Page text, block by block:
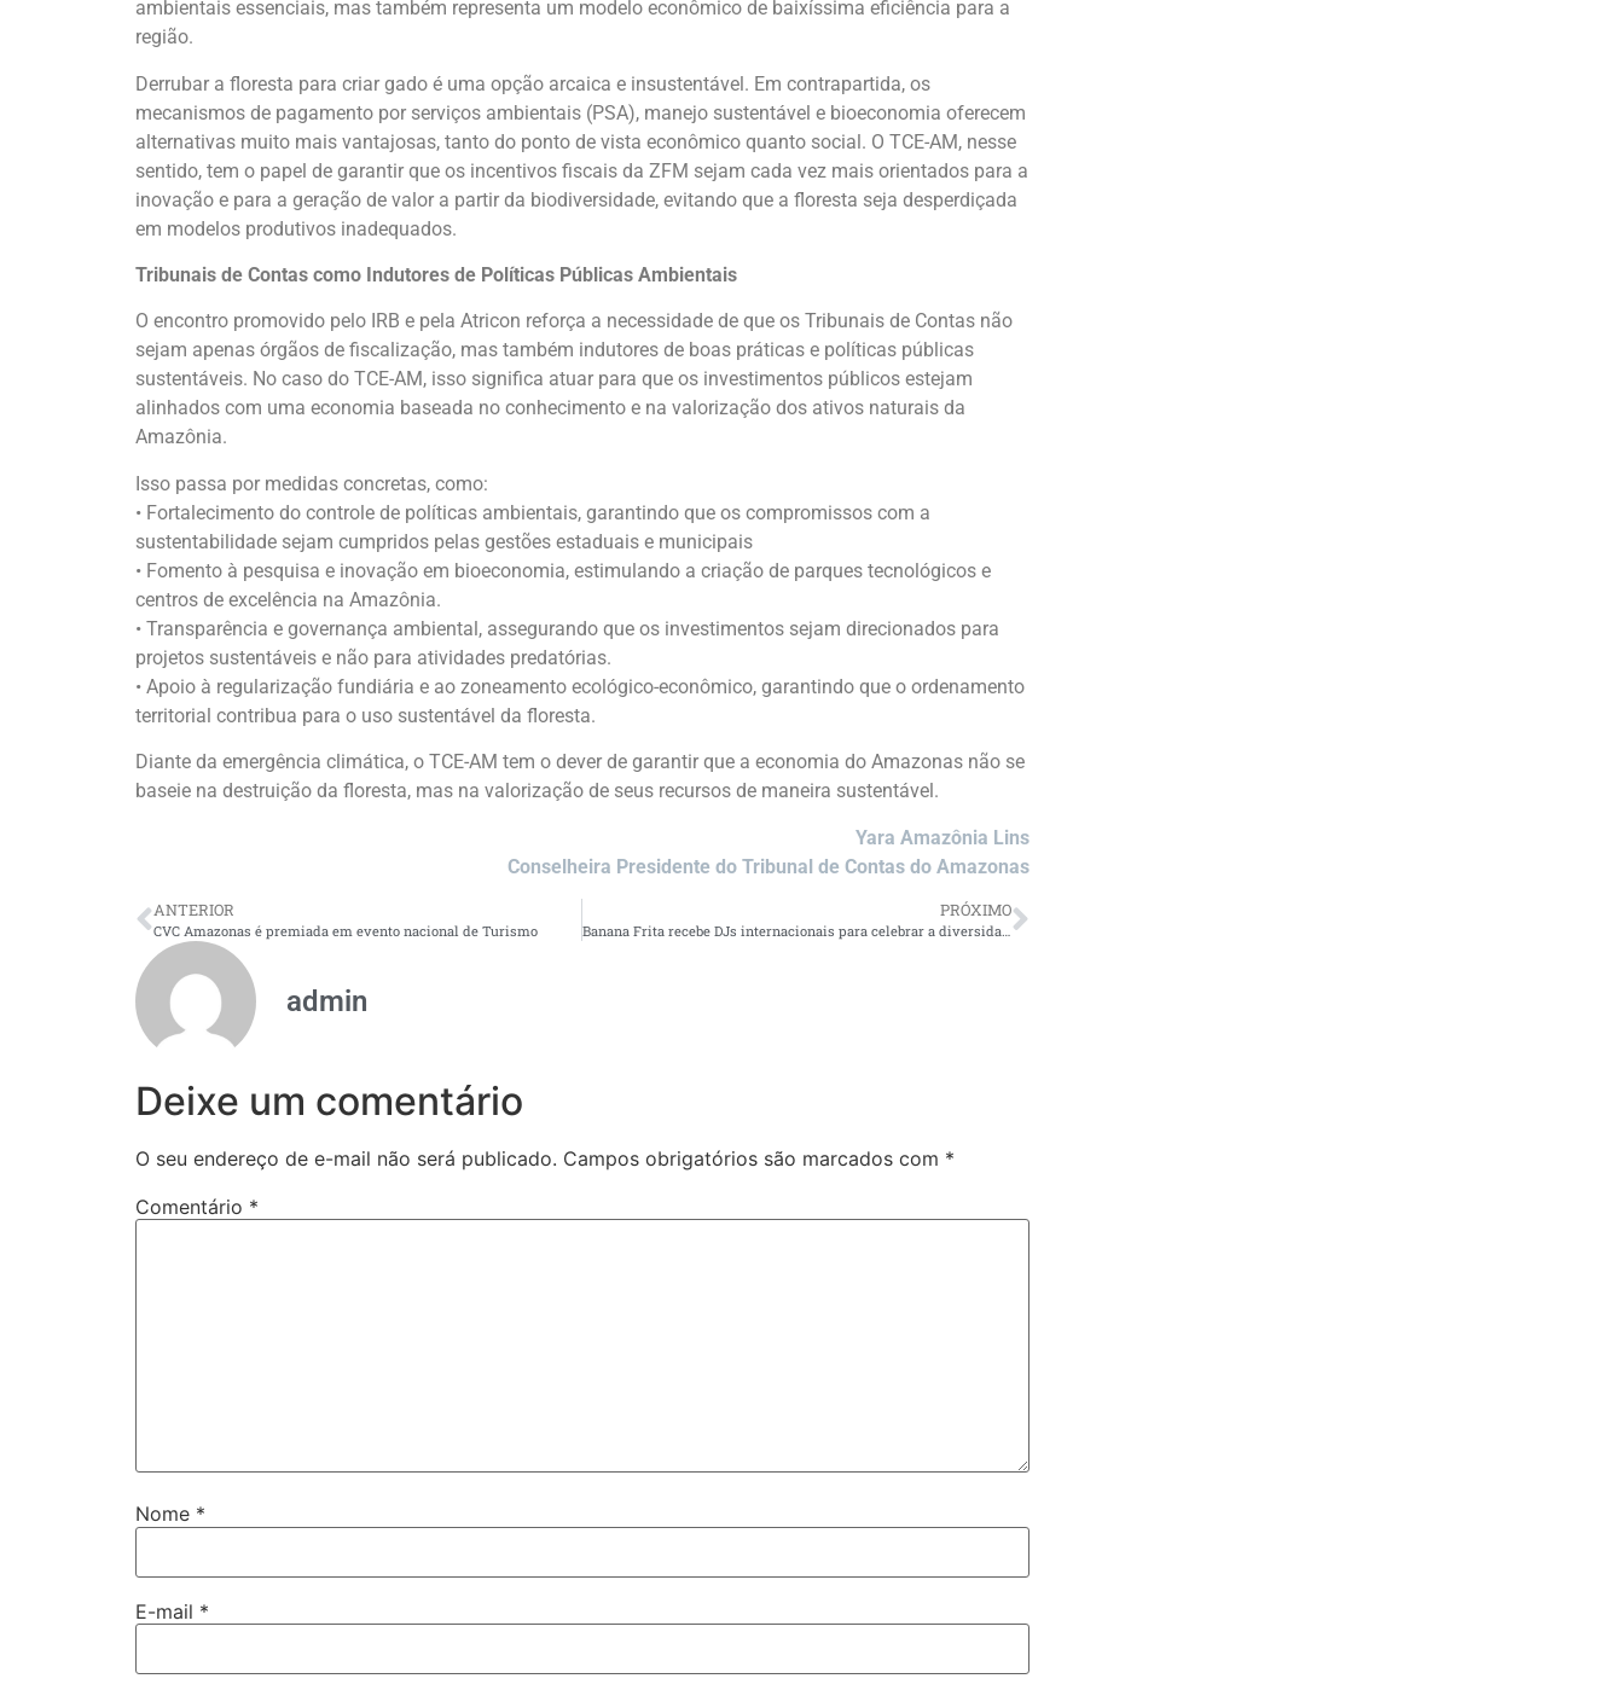
ambientais essenciais, mas também representa um modelo econômico de baixíssima eficiência para a
região.
Derrubar a floresta para criar gado é uma opção arcaica e insustentável. Em contrapartida, os
mecanismos de pagamento por serviços ambientais (PSA), manejo sustentável e bioeconomia oferecem
alternativas muito mais vantajosas, tanto do ponto de vista econômico quanto social. O TCE-AM, nesse
sentido, tem o papel de garantir que os incentivos fiscais da ZFM sejam cada vez mais orientados para a
inovação e para a geração de valor a partir da biodiversidade, evitando que a floresta seja desperdiçada
em modelos produtivos inadequados.
Tribunais de Contas como Indutores de Políticas Públicas Ambientais
O encontro promovido pelo IRB e pela Atricon reforça a necessidade de que os Tribunais de Contas não
sejam apenas órgãos de fiscalização, mas também indutores de boas práticas e políticas públicas
sustentáveis. No caso do TCE-AM, isso significa atuar para que os investimentos públicos estejam
alinhados com uma economia baseada no conhecimento e na valorização dos ativos naturais da
Amazônia.
Isso passa por medidas concretas, como:
• Fortalecimento do controle de políticas ambientais, garantindo que os compromissos com a
sustentabilidade sejam cumpridos pelas gestões estaduais e municipais
• Fomento à pesquisa e inovação em bioeconomia, estimulando a criação de parques tecnológicos e
centros de excelência na Amazônia.
• Transparência e governança ambiental, assegurando que os investimentos sejam direcionados para
projetos sustentáveis e não para atividades predatórias.
• Apoio à regularização fundiária e ao zoneamento ecológico-econômico, garantindo que o ordenamento
territorial contribua para o uso sustentável da floresta.
Diante da emergência climática, o TCE-AM tem o dever de garantir que a economia do Amazonas não se
baseie na destruição da floresta, mas na valorização de seus recursos de maneira sustentável.
Yara Amazônia Lins
Conselheira Presidente do Tribunal de Contas do Amazonas
ANTERIOR
CVC Amazonas é premiada em evento nacional de Turismo
PRÓXIMO
Banana Frita recebe DJs internacionais para celebrar a diversidade e a música eletrônica neste sábado de Carnaval
admin
Deixe um comentário
O seu endereço de e-mail não será publicado. Campos obrigatórios são marcados com *
Comentário *
Nome *
E-mail *